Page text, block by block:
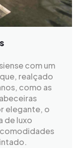
com um
realçado
como as
elegante, o
de luxo